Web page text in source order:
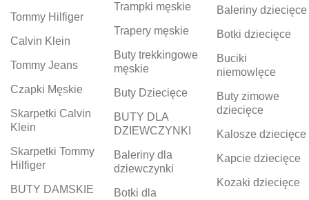
Tommy Hilfiger
Calvin Klein
Tommy Jeans
Czapki Męskie
Skarpetki Calvin
Klein
Skarpetki Tommy
Hilfiger
BUTY DAMSKIE
Trampki męskie
Trapery męskie
Buty trekkingowe
męskie
Buty Dziecięce
BUTY DLA
DZIEWCZYNKI
Baleriny dla
dziewczynki
Botki dla
Baleriny dziecięce
Botki dziecięce
Buciki
niemowlęce
Buty zimowe
dziecięce
Kalosze dziecięce
Kapcie dziecięce
Kozaki dziecięce